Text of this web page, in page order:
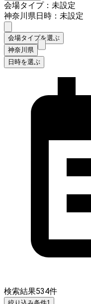
会場タイプ：未設定
神奈川県日時：未設定
会場タイプを選ぶ
神奈川県
日時を選ぶ
検索結果534件